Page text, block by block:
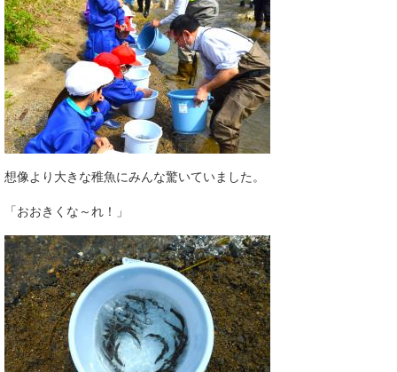
想像より大きな稚魚にみんな驚いていました。
「おおきくな～れ！」